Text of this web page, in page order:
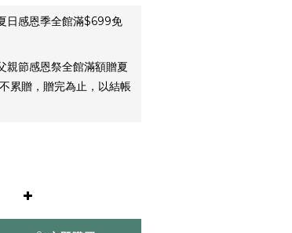
日感恩季全館滿$699免
親節感恩祭全館滿額贈夏
累贈，贈完為止，以結帳